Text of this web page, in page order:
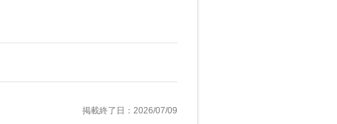
掲載終了日：2026/07/09